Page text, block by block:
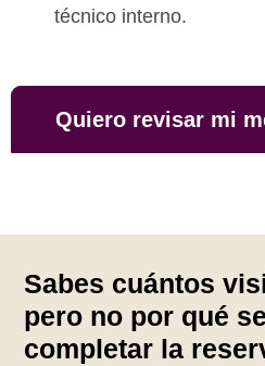
técnico interno.
Quiero revisar mi
Sabes cuántos
pero no por qué
completar la